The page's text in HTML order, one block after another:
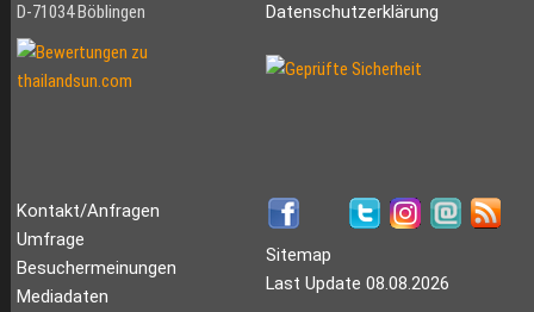
D-71034 Böblingen
Datenschutzerklärung
Kontakt/Anfragen
Umfrage
Besuchermeinungen
Mediadaten
Sitemap
Last Update 08.08.2026